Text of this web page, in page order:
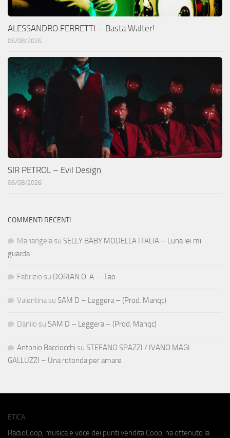
ALESSANDRO FERRETTI – Basta Walter!
06/08/2026
SIR PETROL – Evil Design
06/08/2026
COMMENTI RECENTI
Mariangela su SELLY BABY MODELLA ITALIA – Luna lei mi
guarda
Fabrizio su DORIAN O. A. – Tao
Valentina su SAM D – Leggera – (Prod. Manqc)
Danilo su SAM D – Leggera – (Prod. Manqc)
Antonio Bacciocchi su STEFANO SPAZZI / IVANO MAGI
GALLUZZI – Una rotonda per amare
ETICA
RadioCoop, musica e voce dei punti vendita Coop, ha ottenuto la